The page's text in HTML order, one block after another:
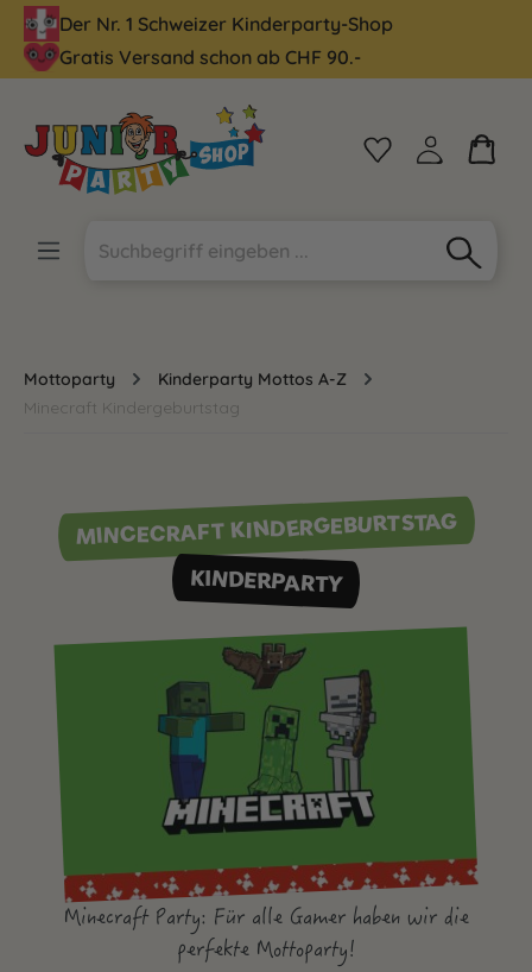
springen
Der Nr. 1 Schweizer Kinderparty-Shop
Gratis Versand schon ab CHF 90.-
Mottoparty
Kinderparty Mottos A-Z
Minecraft Kindergeburtstag
MINCECRAFT KINDERGEBURTSTAG
KINDERPARTY
Minecraft Party: Für alle Gamer haben wir die
perfekte Mottoparty!